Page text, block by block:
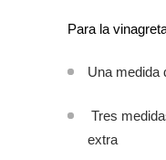
Para la
Una medida
Tres
extra